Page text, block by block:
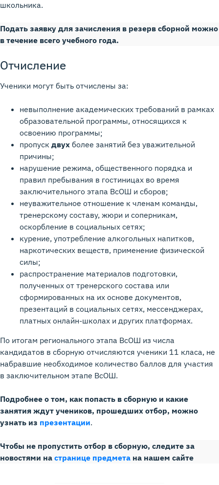
школьника.
Подать заявку для зачисления в резерв сборной можно
в течение всего учебного года.
Отчисление
Ученики могут быть отчислены за:
невыполнение академических требований в рамках
образовательной программы, относящихся к
освоению программы;
пропуск двух более занятий без уважительной
причины;
нарушение режима, общественного порядка и
правил пребывания в гостиницах во время
заключительного этапа ВсОШ и сборов;
неуважительное отношение к членам команды,
тренерскому составу, жюри и соперникам,
оскорбление в социальных сетях;
курение, употребление алкогольных напитков,
наркотических веществ, применение физической
силы;
распространение материалов подготовки,
полученных от тренерского состава или
сформированных на их основе документов,
презентаций в социальных сетях, мессенджерах,
платных онлайн-школах и других платформах.
По итогам регионального этапа ВсОШ из числа
кандидатов в сборную отчисляются ученики 11 класа, не
набравшие необходимое количество баллов для участия
в заключительном этапе ВсОШ.
Подробнее о том, как попасть в сборную и какие
занятия ждут учеников, прошедших отбор, можно
узнать из презентации.
Чтобы не пропустить отбор в сборную, следите за
новостями на странице предмета на нашем сайте